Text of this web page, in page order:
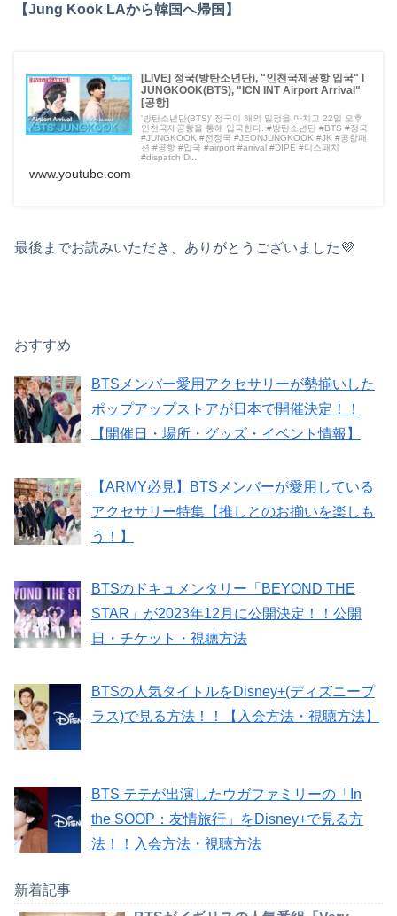
【Jung Kook LAから韓国へ帰国】
[LIVE] 정국(방탄소년단), "인천국제공항 입국" l
JUNGKOOK(BTS), "ICN INT Airport Arrival"
[공항]
'방탄소년단(BTS)' 정국이 해외 일정을 마치고 22일 오후
인천국제공항을 통해 입국한다. #방탄소년단 #BTS #정국
#JUNGKOOK #전정국 #JEONJUNGKOOK #JK #공항패
션 #공항 #입국 #airport #arrival #DIPE #디스패치
#dispatch Di...
www.youtube.com
最後までお読みいただき、ありがとうございました💜
おすすめ
BTSメンバー愛用アクセサリーが勢揃いした
ポップアップストアが日本で開催決定！！
【開催日・場所・グッズ・イベント情報】
【ARMY必見】BTSメンバーが愛用している
アクセサリー特集【推しとのお揃いを楽しも
う！】
BTSのドキュメンタリー「BEYOND THE
STAR」が2023年12月に公開決定！！公開
日・チケット・視聴方法
BTSの人気タイトルをDisney+(ディズニープ
ラス)で見る方法！！【入会方法・視聴方法】
BTS テテが出演したウガファミリーの「In
the SOOP：友情旅行」をDisney+で見る方
法！！入会方法・視聴方法
新着記事